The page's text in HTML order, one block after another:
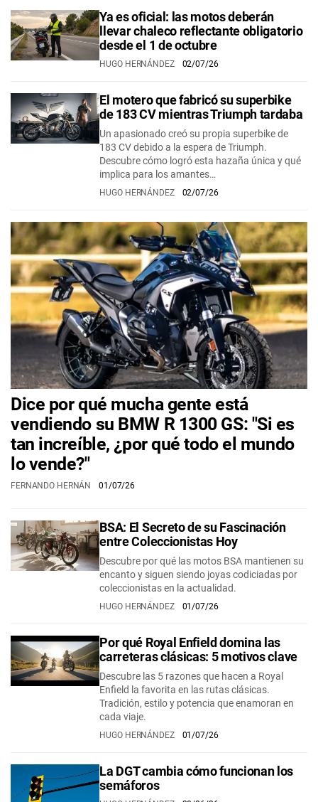
Ya es oficial: las motos deberán
llevar chaleco reflectante obligatorio
desde el 1 de octubre
HUGO HERNÁNDEZ 02/07/26
El motero que fabricó su superbike
de 183 CV mientras Triumph tardaba
Un apasionado creó su propia superbike de
183 CV debido a la espera de Triumph.
Descubre cómo logró esta hazaña única y qué
implica para los amantes…
HUGO HERNÁNDEZ 02/07/26
Dice por qué mucha gente está
vendiendo su BMW R 1300 GS: "Si es
tan increíble, ¿por qué todo el mundo
lo vende?"
FERNANDO HERNÁN 01/07/26
BSA: El Secreto de su Fascinación
entre Coleccionistas Hoy
Descubre por qué las motos BSA mantienen su
encanto y siguen siendo joyas codiciadas por
coleccionistas en la actualidad.
HUGO HERNÁNDEZ 01/07/26
Por qué Royal Enfield domina las
carreteras clásicas: 5 motivos clave
Descubre las 5 razones que hacen a Royal
Enfield la favorita en las rutas clásicas.
Tradición, estilo y potencia que enamoran en
cada viaje.
HUGO HERNÁNDEZ 01/07/26
La DGT cambia cómo funcionan los
semáforos